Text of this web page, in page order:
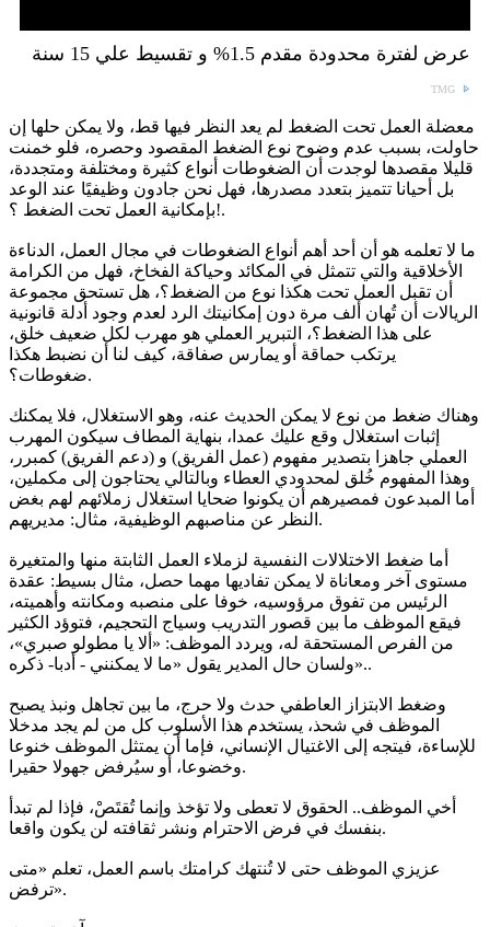
عرض لفترة محدودة مقدم 1.5% و تقسيط علي 15 سنة
TMG
معضلة العمل تحت الضغط لم يعد النظر فيها قط، ولا يمكن حلها إن
حاولت، بسبب عدم وضوح نوع الضغط المقصود وحصره، فلو خمنت
قليلا مقصدها لوجدت أن الضغوطات أنواع كثيرة ومختلفة ومتجددة،
بل أحيانا تتميز بتعدد مصدرها، فهل نحن جادون وظيفيًا عند الوعد
بإمكانية العمل تحت الضغط ؟!.
ما لا تعلمه هو أن أحد أهم أنواع الضغوطات في مجال العمل، الدناءة
الأخلاقية والتي تتمثل في المكائد وحياكة الفخاخ، فهل من الكرامة
أن تقبل العمل تحت هكذا نوع من الضغط؟، هل تستحق مجموعة
الريالات أن تُهان ألف مرة دون إمكانيتك الرد لعدم وجود أدلة قانونية
على هذا الضغط؟، التبرير العملي هو مهرب لكل ضعيف خلق،
يرتكب حماقة أو يمارس صفاقة، كيف لنا أن نضبط هكذا
ضغوطات؟.
وهناك ضغط من نوع لا يمكن الحديث عنه، وهو الاستغلال، فلا يمكنك
إثبات استغلال وقع عليك عمدا، بنهاية المطاف سيكون المهرب
العملي جاهزا بتصدير مفهوم (عمل الفريق) و (دعم الفريق) كمبرر،
وهذا المفهوم خُلق لمحدودي العطاء وبالتالي يحتاجون إلى مكملين،
أما المبدعون فمصيرهم أن يكونوا ضحايا استغلال زملائهم لهم بغض
النظر عن مناصبهم الوظيفية، مثال: مديريهم.
أما ضغط الاختلالات النفسية لزملاء العمل الثابتة منها والمتغيرة
مستوى آخر ومعاناة لا يمكن تفاديها مهما حصل، مثال بسيط: عقدة
الرئيس من تفوق مرؤوسيه، خوفا على منصبه ومكانته وأهميته،
فيقع الموظف ما بين قصور التدريب وسياج التحجيم، فتوؤد الكثير
من الفرص المستحقة له، ويردد الموظف: «ألا يا مطولو صبري»،
ولسان حال المدير يقول «ما لا يمكنني - أدبا- ذكره»..
وضغط الابتزاز العاطفي حدث ولا حرج، ما بين تجاهل ونبذ يصبح
الموظف في شحذ، يستخدم هذا الأسلوب كل من لم يجد مدخلا
للإساءة، فيتجه إلى الاغتيال الإنساني، فإما أن يمتثل الموظف خنوعا
وخضوعا، أو سيُرفض جهولا حقيرا.
أخي الموظف.. الحقوق لا تعطى ولا تؤخذ وإنما تُقتَصْ، فإذا لم تبدأ
بنفسك في فرض الاحترام ونشر ثقافته لن يكون واقعا.
عزيزي الموظف حتى لا تُنتهك كرامتك باسم العمل، تعلم «متى
ترفض».